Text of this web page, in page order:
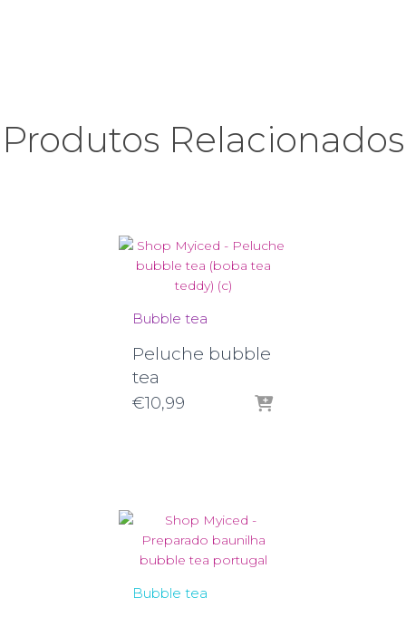
Produtos Relacionados
Bubble tea
Peluche bubble
tea
€10,99
Bubble tea